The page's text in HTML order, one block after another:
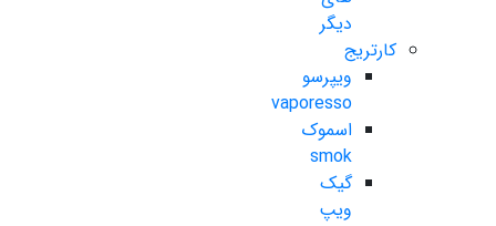
دیگر
کارتریج
ویپرسو
vaporesso
اسموک
smok
گیک
ویپ